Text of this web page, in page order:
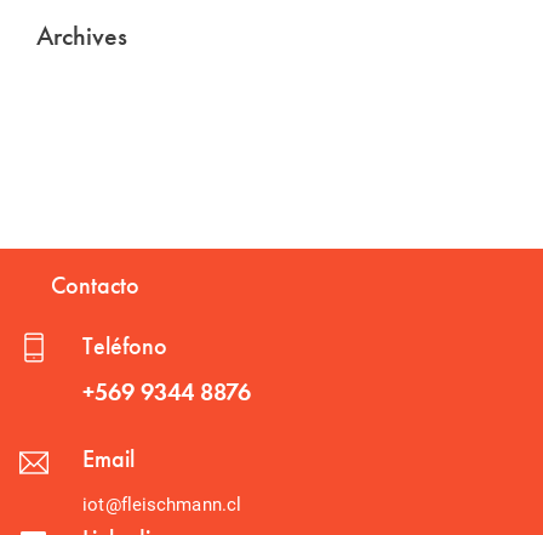
Archives
Contacto
Teléfono
+569 9344 8876
Email
iot@fleischmann.cl